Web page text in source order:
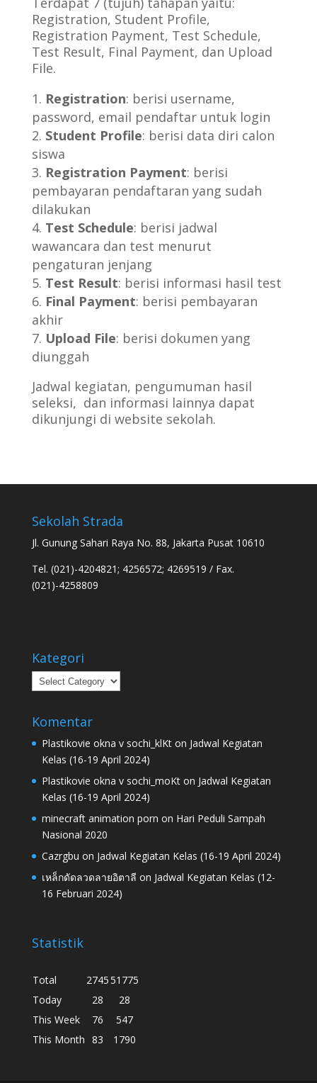
Registration, Student Profile,
Registration Payment, Test Schedule,
Test Result, Final Payment, dan Upload
File.
Registration: berisi username,
password, email pendaftar untuk login
Student Profile: berisi data diri calon
siswa
Registration Payment: berisi
pembayaran pendaftaran yang sudah
dilakukan
Test Schedule: berisi jadwal
wawancara dan test menurut
pengaturan jenjang
Test Result: berisi informasi hasil test
Final Payment: berisi pembayaran
akhir
Upload File: berisi dokumen yang
diunggah
Jadwal kegiatan, pengumuman hasil
seleksi, dan informasi lainnya dapat
dikunjungi di website sekolah.
Sekolah Strada
Jl. Gunung Sahari Raya No. 88, Jakarta Pusat 10610
Tel. (021)-4204821; 4256572; 4269519 / Fax.
(021)-4258809
Kategori
Kategori
Komentar
Plastikovie okna v sochi_klKton Jadwal Kegiatan
Kelas (16-19 April 2024)
Plastikovie okna v sochi_moKton Jadwal Kegiatan
Kelas (16-19 April 2024)
minecraft animation porn on Hari Peduli Sampah
Nasional 2020
Cazrgbu on Jadwal Kegiatan Kelas (16-19 April 2024)
เหล็กดัดลวดลายอิตาลี on Jadwal Kegiatan Kelas (12-
16 Februari 2024)
Statistik
Total 274551775
Today
28
28
This Week
76
547
This Month 83 1790